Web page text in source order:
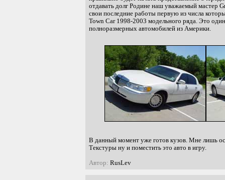
отдавать долг Родине наш уважаемый мастер
свои последние работы первую из числа
Town Car 1998-2003 модельного ряда. Это
полноразмерных автомобилей из Америки.
В данный момент уже готов кузов. Мне лишь
Текстуры ну и поместить это авто в игру.
Автор: RusLev